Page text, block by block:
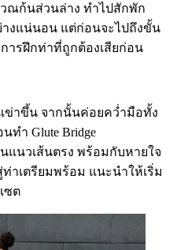
วณก้นส่วนล่าง ทำไปสักพัก
างแน่นอน แต่ก่อนจะไปถึงขั้น
ารฝึกท่าที่ถูกต้องเสียก่อน
ข่าขึ้น จากนั้นค่อยคว่ำมือทั้ง
ทำ Glute Bridge
แนวเส้นตรง พร้อมกับหายใจ
าเตรียมพร้อม แนะนำให้เริ่ม
ซต